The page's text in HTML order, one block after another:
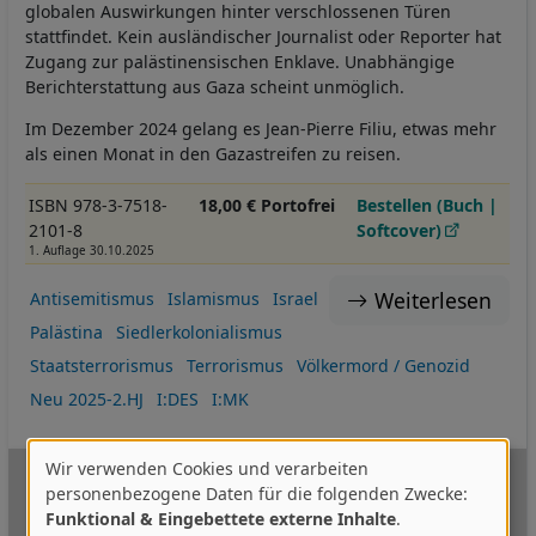
globalen Auswirkungen hinter verschlossenen Türen
stattfindet. Kein ausländischer Journalist oder Reporter hat
Zugang zur palästinensischen Enklave. Unabhängige
Berichterstattung aus Gaza scheint unmöglich.
Im Dezember 2024 gelang es Jean-Pierre Filiu, etwas mehr
als einen Monat in den Gazastreifen zu reisen.
ISBN 978-3-7518-
2101-8
1. Auflage 30.10.2025
18,00 € Portofrei
Bestellen (Buch |
Softcover)
Weiterlesen
Antisemitismus Islamismus
Israel
Palästina
Siedlerkolonialismus
Staatsterrorismus
Terrorismus
Völkermord / Genozid
Neu 2025-2.HJ
I:DES I:MK
Verwendung
von
Wir verwenden Cookies und verarbeiten
personenbezogene Daten für die folgenden Zwecke:
Funktional & Eingebettete externe Inhalte.